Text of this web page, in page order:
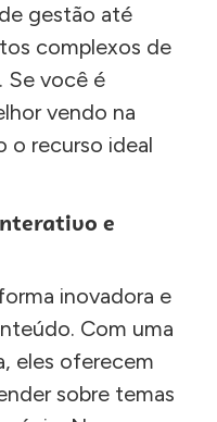
gestão até
complexos de
Se você é
vendo na
o recurso ideal
e
inovadora e
Com uma
eles oferecem
sobre temas